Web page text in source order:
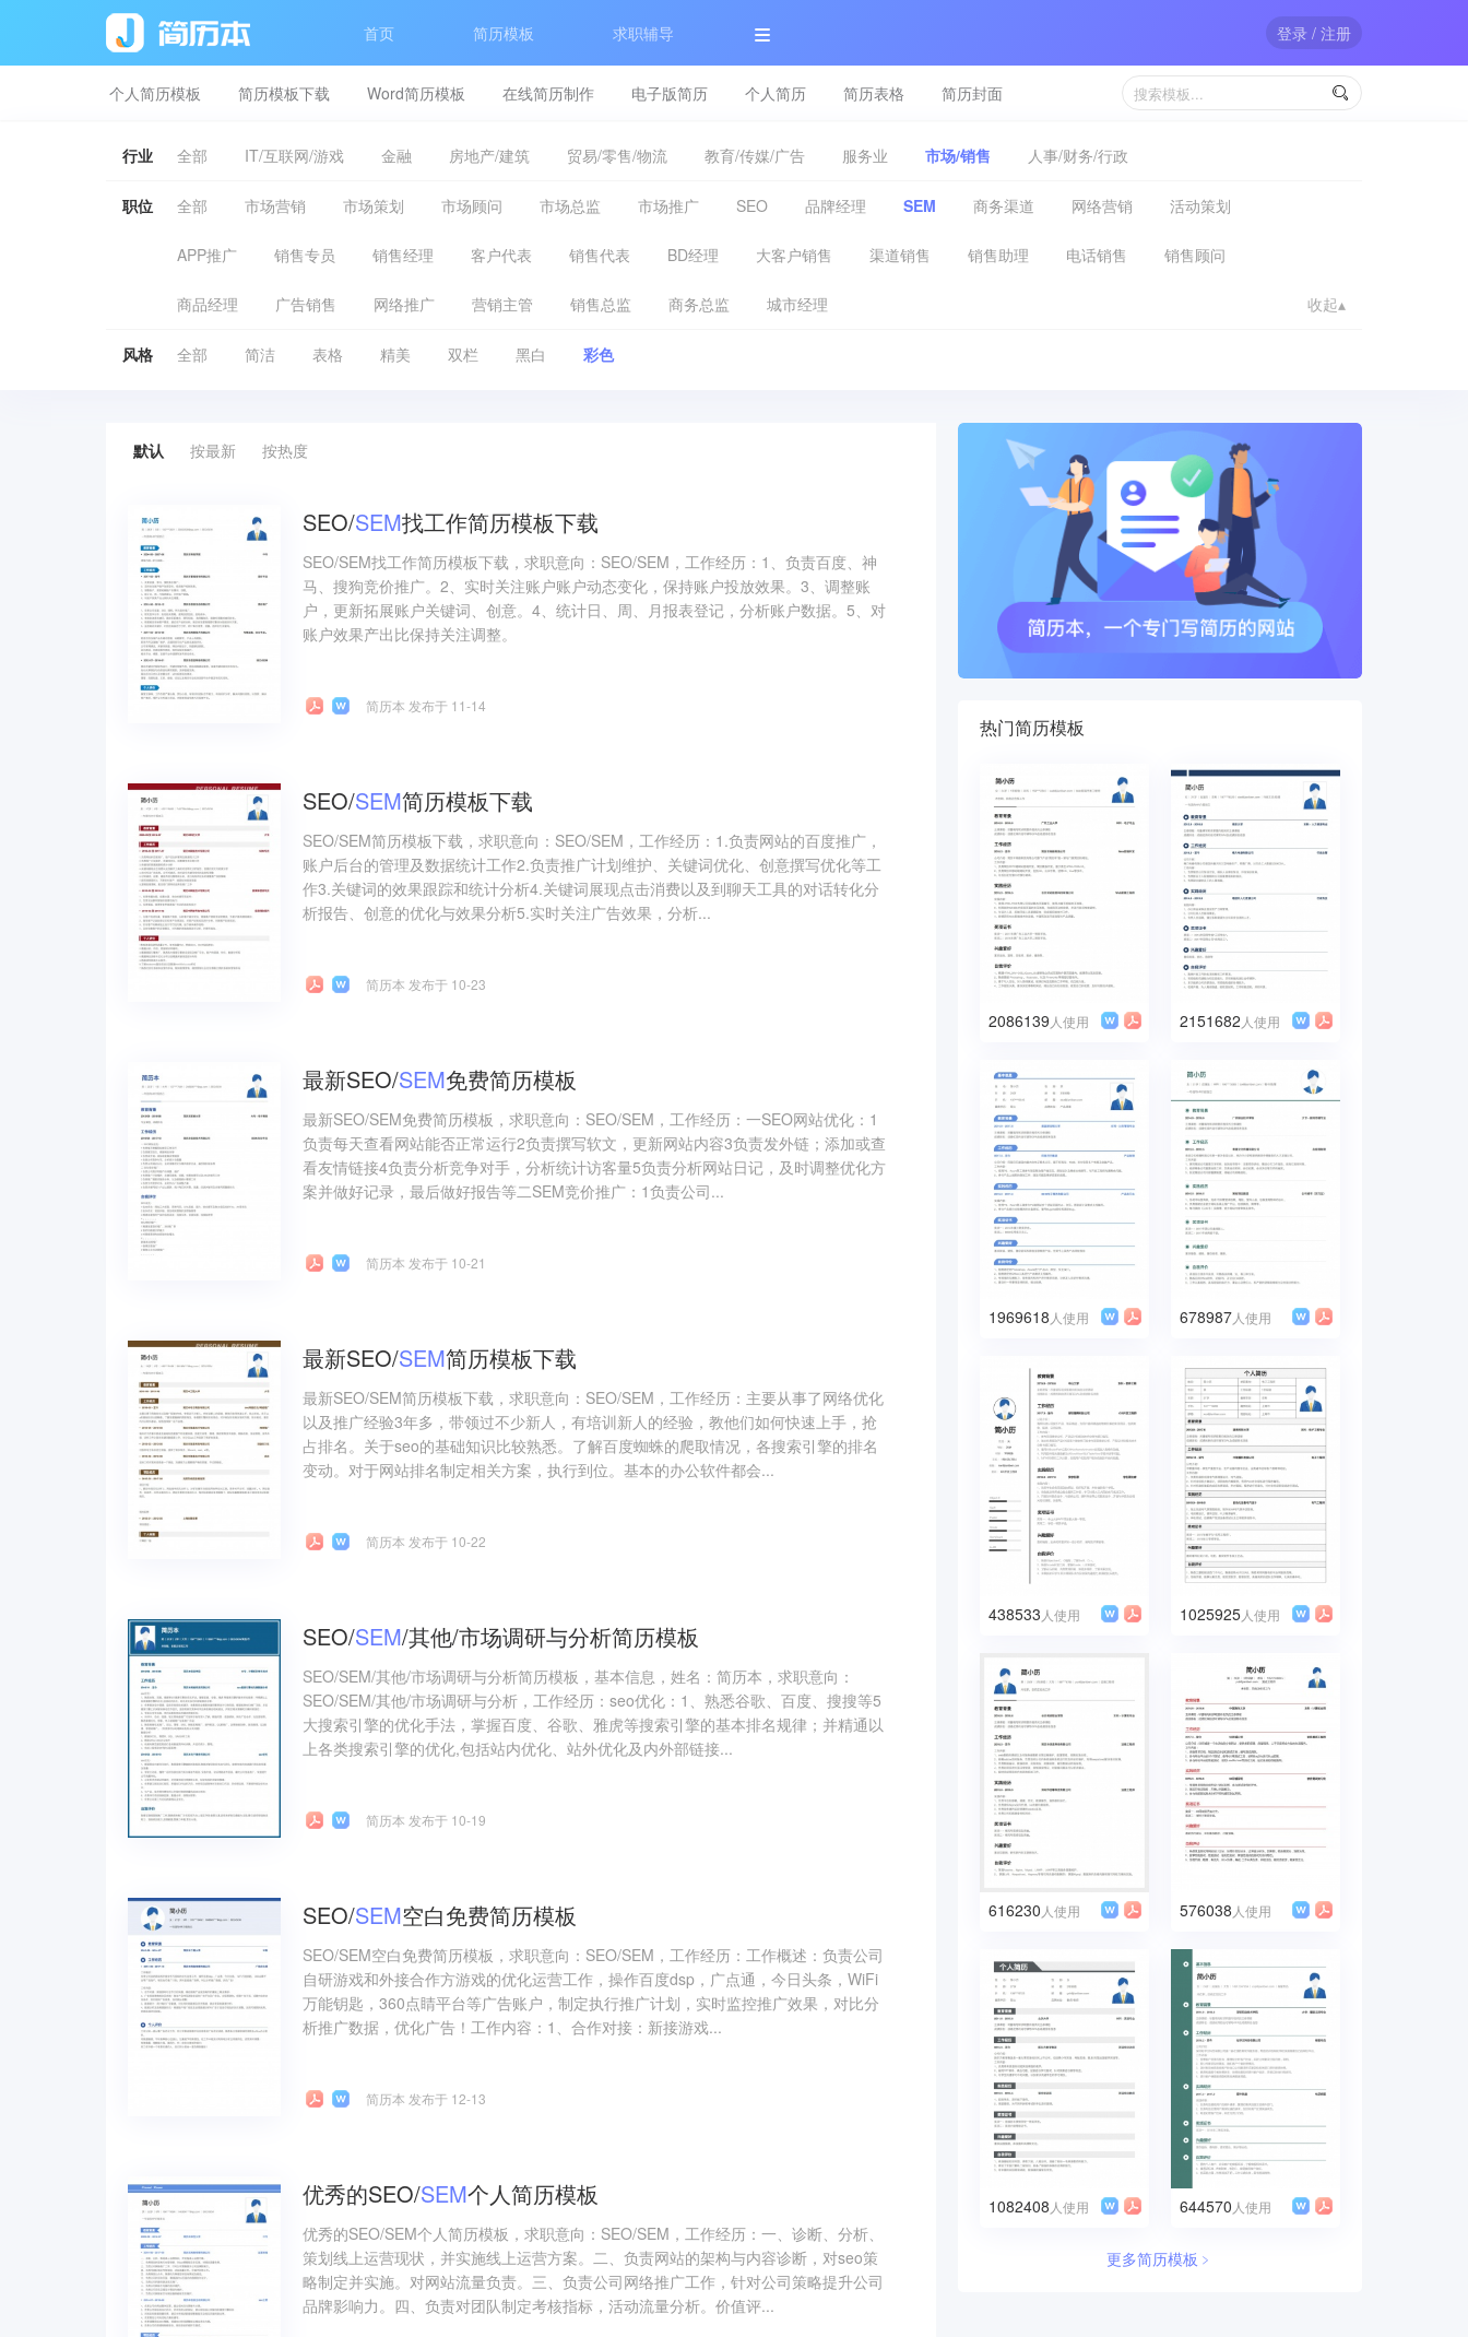
首页 简历模板 求职辅导 登录 / 注册
个人简历模板 简历模板下载 Word简历模板 在线简历制作 电子版简历 个人简历 简历表格 简历封面 
行业 全部 IT/互联网/游戏 金融 房地产/建筑 贸易/零售/物流 教育/传媒/广告 服务业 市场/销售 人事/财务/行政
职位 全部 市场营销 市场策划 市场顾问 市场总监 市场推广 SEO 品牌经理 SEM 商务渠道 网络营销 活动策划
APP推广 销售专员 销售经理 客户代表 销售代表 BD经理 大客户销售 渠道销售 销售助理 电话销售 销售顾问
商品经理 广告销售 网络推广 营销主管 销售总监 商务总监 城市经理 收起▴
风格 全部 简洁 表格 精美 双栏 黑白 彩色
默认 按最新 按热度
SEO/SEM找工作简历模板下载
SEO/SEM找工作简历模板下载，求职意向：SEO/SEM，工作经历：1、负责百度、神
马、搜狗竞价推广。2、实时关注账户账户动态变化，保持账户投放效果。3、调整账
户，更新拓展账户关键词、创意。4、统计日、周、月报表登记，分析账户数据。5、对
账户效果产出比保持关注调整。
简历本 发布于 11-14
SEO/SEM简历模板下载
SEO/SEM简历模板下载，求职意向：SEO/SEM，工作经历：1.负责网站的百度推广，
账户后台的管理及数据统计工作2.负责推广计划维护、关键词优化、创意撰写优化等工
作3.关键词的效果跟踪和统计分析4.关键词展现点击消费以及到聊天工具的对话转化分
析报告、创意的优化与效果分析5.实时关注广告效果，分析...
简历本 发布于 10-23
最新SEO/SEM免费简历模板
最新SEO/SEM免费简历模板，求职意向：SEO/SEM，工作经历：一SEO网站优化：1
负责每天查看网站能否正常运行2负责撰写软文，更新网站内容3负责发外链；添加或查
看友情链接4负责分析竞争对手，分析统计访客量5负责分析网站日记，及时调整优化方
案并做好记录，最后做好报告等二SEM竞价推广：1负责公司...
简历本 发布于 10-21
最新SEO/SEM简历模板下载
最新SEO/SEM简历模板下载，求职意向：SEO/SEM，工作经历：主要从事了网络优化
以及推广经验3年多，带领过不少新人，有培训新人的经验，教他们如何快速上手，抢
占排名。关于seo的基础知识比较熟悉。了解百度蜘蛛的爬取情况，各搜索引擎的排名
变动。对于网站排名制定相关方案，执行到位。基本的办公软件都会...
简历本 发布于 10-22
SEO/SEM/其他/市场调研与分析简历模板
SEO/SEM/其他/市场调研与分析简历模板，基本信息，姓名：简历本，求职意向：
SEO/SEM/其他/市场调研与分析，工作经历：seo优化：1、熟悉谷歌、百度、搜搜等5
大搜索引擎的优化手法，掌握百度、谷歌、雅虎等搜索引擎的基本排名规律；并精通以
上各类搜索引擎的优化,包括站内优化、站外优化及内外部链接...
简历本 发布于 10-19
SEO/SEM空白免费简历模板
SEO/SEM空白免费简历模板，求职意向：SEO/SEM，工作经历：工作概述：负责公司
自研游戏和外接合作方游戏的优化运营工作，操作百度dsp，广点通，今日头条，WiFi
万能钥匙，360点睛平台等广告账户，制定执行推广计划，实时监控推广效果，对比分
析推广数据，优化广告！工作内容：1、合作对接：新接游戏...
简历本 发布于 12-13
优秀的SEO/SEM个人简历模板
优秀的SEO/SEM个人简历模板，求职意向：SEO/SEM，工作经历：一、诊断、分析、
策划线上运营现状，并实施线上运营方案。二、负责网站的架构与内容诊断，对seo策
略制定并实施。对网站流量负责。三、负责公司网络推广工作，针对公司策略提升公司
品牌影响力。四、负责对团队制定考核指标，活动流量分析。价值评...
热门简历模板
2086139 人使用 2151682 人使用
1969618 人使用 678987人使用
438533 人使用 1025925人使用
616230 人使用 576038 人使用
1082408人使用 644570人使用
更多简历模板﹥